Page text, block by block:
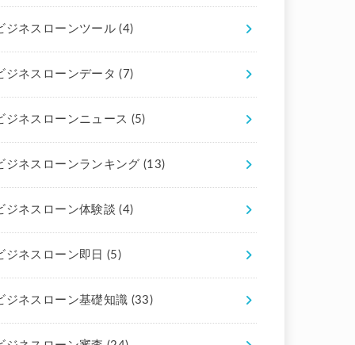
ジネスローンツール(4)
ジネスローンデータ(7)
ジネスローンニュース (5)
ジネスローンランキング(13)
ジネスローン体験談(4)
ジネスローン即日 (5)
ジネスローン基礎知識 (33)